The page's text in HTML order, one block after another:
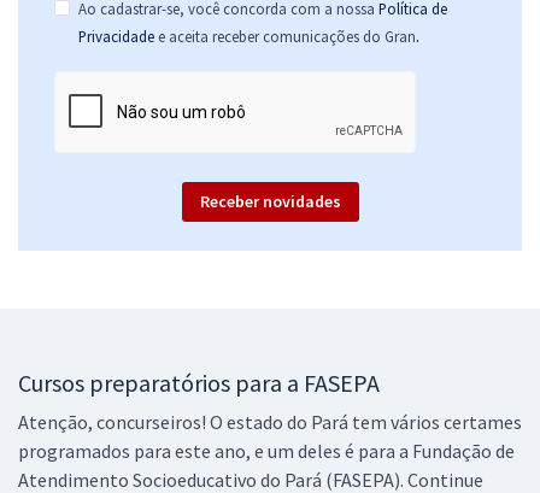
Ao cadastrar-se, você concorda com a nossa Política de
Privacidade e aceita receber comunicações do Gran.
Receber novidades
Cursos preparatórios para a FASEPA
Atenção, concurseiros! O estado do Pará tem vários certames
programados para este ano, e um deles é para a Fundação de
Atendimento Socioeducativo do Pará (FASEPA). Continue